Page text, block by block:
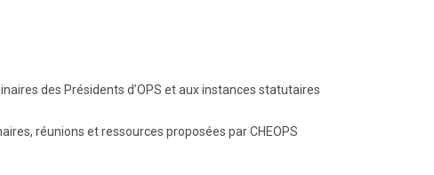
des Présidents d’OPS et aux instances statutaires
réunions et ressources proposées par CHEOPS